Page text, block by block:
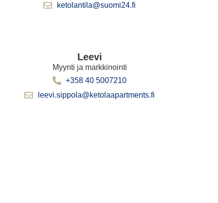
ketolantila@suomi24.fi
Leevi
Myynti ja markkinointi
+358 40 5007210
leevi.sippola@ketolaapartments.fi